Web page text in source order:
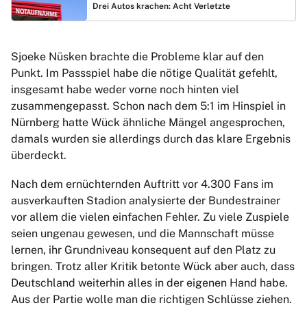
Drei Autos krachen: Acht Verletzte
Sjoeke Nüsken brachte die Probleme klar auf den
Punkt. Im Passspiel habe die nötige Qualität gefehlt,
insgesamt habe weder vorne noch hinten viel
zusammengepasst. Schon nach dem 5:1 im Hinspiel in
Nürnberg hatte Wück ähnliche Mängel angesprochen,
damals wurden sie allerdings durch das klare Ergebnis
überdeckt.
Nach dem ernüchternden Auftritt vor 4.300 Fans im
ausverkauften Stadion analysierte der Bundestrainer
vor allem die vielen einfachen Fehler. Zu viele Zuspiele
seien ungenau gewesen, und die Mannschaft müsse
lernen, ihr Grundniveau konsequent auf den Platz zu
bringen. Trotz aller Kritik betonte Wück aber auch, dass
Deutschland weiterhin alles in der eigenen Hand habe.
Aus der Partie wolle man die richtigen Schlüsse ziehen.